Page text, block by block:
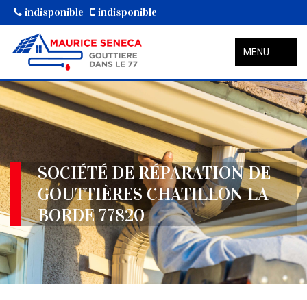
indisponible indisponible
MENU
SOCIÉTÉ DE RÉPARATION DE
GOUTTIÈRES CHATILLON LA
BORDE 77820